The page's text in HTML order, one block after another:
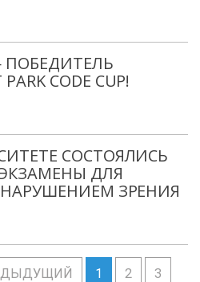
CODE CUP!
СОСТОЯЛИСЬ
ДЛЯ
ЗРЕНИЯ
1 2 3